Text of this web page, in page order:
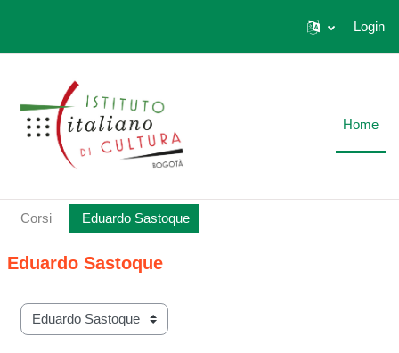
Login
Home
Corsi Eduardo Sastoque
Eduardo Sastoque
Categorie di corso